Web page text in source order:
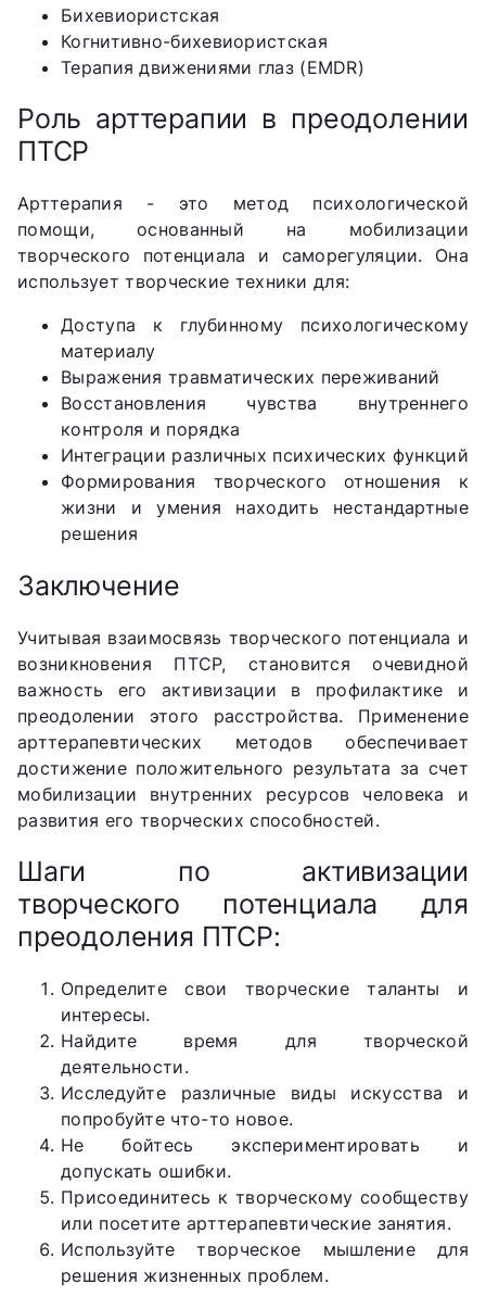
Бихевиористская
Когнитивно-бихевиористская
Терапия движениями глаз (EMDR)
Роль арттерапии в преодолении
ПТСР
Арттерапия - это метод психологической
помощи, основанный на мобилизации
творческого потенциала и саморегуляции. Она
использует творческие техники для:
Доступа к глубинному психологическому
материалу
Выражения травматических переживаний
Восстановления чувства внутреннего
контроля и порядка
Интеграции различных психических функций
Формирования творческого отношения к
жизни и умения находить нестандартные
решения
Заключение
Учитывая взаимосвязь творческого потенциала и
возникновения ПТСР, становится очевидной
важность его активизации в профилактике и
преодолении этого расстройства. Применение
арттерапевтических методов обеспечивает
достижение положительного результата за счет
мобилизации внутренних ресурсов человека и
развития его творческих способностей.
Шаги по активизации
творческого потенциала для
преодоления ПТСР:
Определите свои творческие таланты и
интересы.
Найдите время для творческой
деятельности.
Исследуйте различные виды искусства и
попробуйте что-то новое.
Не бойтесь экспериментировать и
допускать ошибки.
Присоединитесь к творческому сообществу
или посетите арттерапевтические занятия.
Используйте творческое мышление для
решения жизненных проблем.